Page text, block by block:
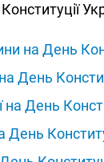
на День
День
на День
День